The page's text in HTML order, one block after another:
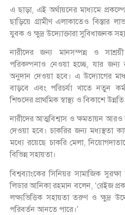
এ ছাড়া, এই অর্থায়নের মাধ্যমে
ছাড়িয়ে গ্রামীণ এলাকাতেও বিস্তার
যুবক ও ক্ষুদ্র উদ্যোক্তারা সুবিধাজনক
নারীদের জন্য মানসম্পন্ন ও
পরিকল্পনাও নেওয়া হচ্ছে, যার জন্য
অনুদান দেওয়া হবে। এ উদ্যোগের
বাড়বে এবং পরিচর্যা খাতে নতুন
শিশুদের প্রাথমিক স্বাস্থ্য ও বিকাশে
নারীদের আত্মবিশ্বাস ও ক্ষমতায়ন আরও
দেওয়া হবে। চাকরির জন্য মধ্যস্থতা
মধ্যে রয়েছে চাকরি মেলা,
বিভিন্ন সহায়তা।
বিশ্বব্যাংকের সিনিয়র সামাজিক
লিডার আনিকা রহমান বলেন, ‘রেইজ
লক্ষ্যভিত্তিক সহায়তা তরুণ ও ক্ষুদ্র
পরিবর্তন আনতে পারে।’